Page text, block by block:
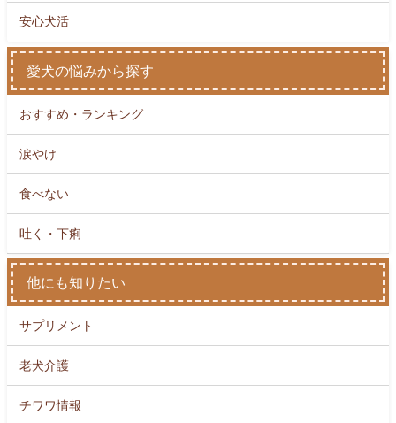
安心犬活
愛犬の悩みから探す
おすすめ・ランキング
涙やけ
食べない
吐く・下痢
他にも知りたい
サプリメント
老犬介護
チワワ情報